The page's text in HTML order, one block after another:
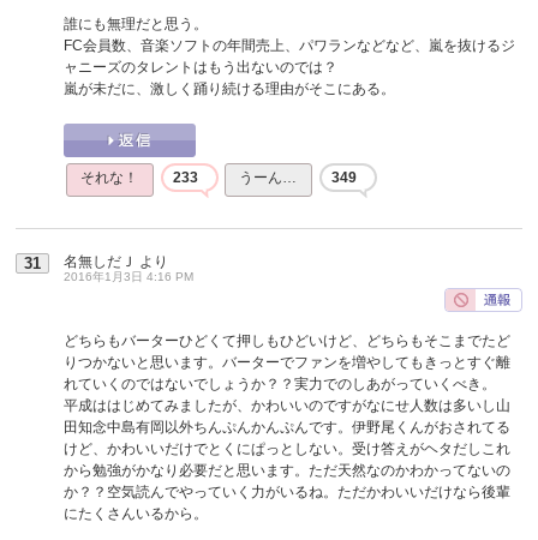
誰にも無理だと思う。
FC会員数、音楽ソフトの年間売上、パワランなどなど、嵐を抜けるジ
ャニーズのタレントはもう出ないのでは？
嵐が未だに、激しく踊り続ける理由がそこにある。
それな！ 233 うーん… 349
31 名無しだＪ より
2016年1月3日 4:16 PM
どちらもバーターひどくて押しもひどいけど、どちらもそこまでたど
りつかないと思います。バーターでファンを増やしてもきっとすぐ離
れていくのではないでしょうか？？実力でのしあがっていくべき。
平成ははじめてみましたが、かわいいのですがなにせ人数は多いし山
田知念中島有岡以外ちんぷんかんぷんです。伊野尾くんがおされてる
けど、かわいいだけでとくにぱっとしない。受け答えがヘタだしこれ
から勉強がかなり必要だと思います。ただ天然なのかわかってないの
か？？空気読んでやっていく力がいるね。ただかわいいだけなら後輩
にたくさんいるから。